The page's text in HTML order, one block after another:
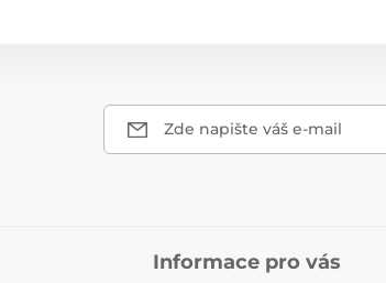
Zde napište váš e-mail
Informace pro vás